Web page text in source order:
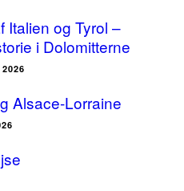
Italien og Tyrol –
i Dolomitterne
Alsace-Lorraine